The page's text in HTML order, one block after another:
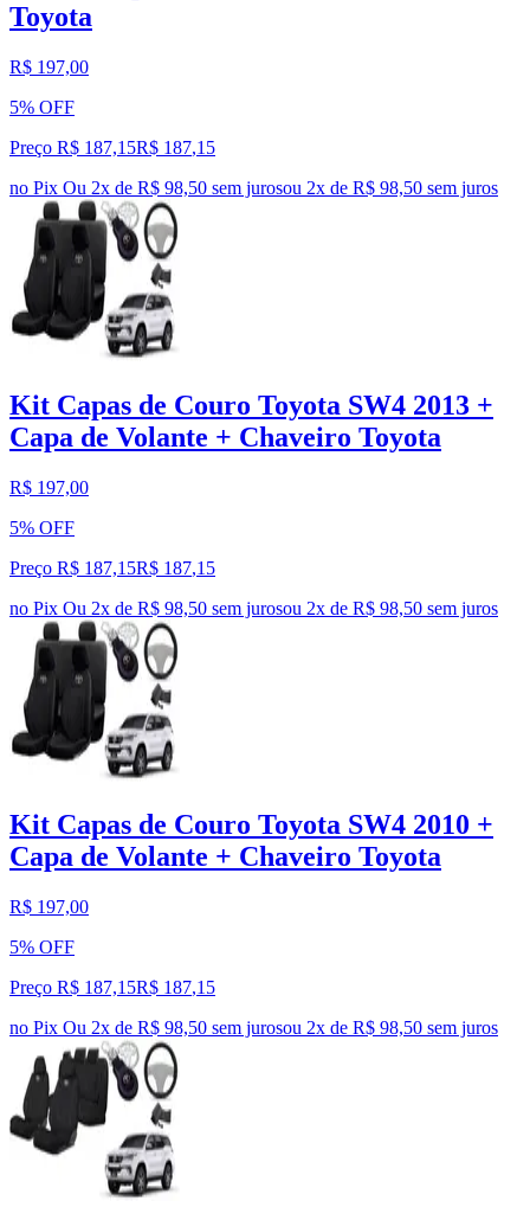
Toyota
R$ 197,00
5% OFF
Preço R$ 187,15R$ 187,15
no Pix Ou 2x de R$ 98,50 sem jurosou 2x de R$ 98,50 sem juros
Kit Capas de Couro Toyota SW4 2013 +
Capa de Volante + Chaveiro Toyota
R$ 197,00
5% OFF
Preço R$ 187,15R$ 187,15
no Pix Ou 2x de R$ 98,50 sem jurosou 2x de R$ 98,50 sem juros
Kit Capas de Couro Toyota SW4 2010 +
Capa de Volante + Chaveiro Toyota
R$ 197,00
5% OFF
Preço R$ 187,15R$ 187,15
no Pix Ou 2x de R$ 98,50 sem jurosou 2x de R$ 98,50 sem juros